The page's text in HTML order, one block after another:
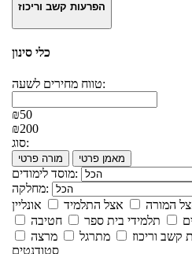
הפרעות קשב וריכוז
כלי סינון
טווח מחירים לשעה:
₪50
₪200
סוג:
מורה פרטי מאמן פרטי
מוסד לימודים:
מחלקה:
המורה אצל התלמיד
אונליין
תלמידי בית ספר
חטיבה
קשב וריכוז מתרגל
מרצה
סטודנטים